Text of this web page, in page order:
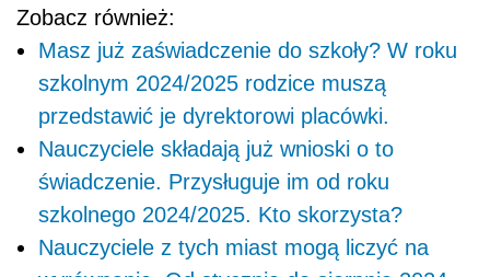
Zobacz również:
Masz już zaświadczenie do szkoły? W roku
szkolnym 2024/2025 rodzice muszą
przedstawić je dyrektorowi placówki.
Nauczyciele składają już wnioski o to
świadczenie. Przysługuje im od roku
szkolnego 2024/2025. Kto skorzysta?
Nauczyciele z tych miast mogą liczyć na